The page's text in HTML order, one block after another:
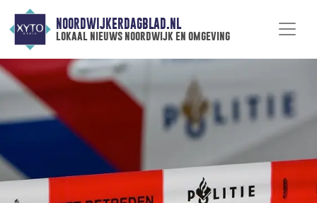
NOORDWIJKERDAGBLAD.NL
lokaal nieuws noordwijk en omgeving